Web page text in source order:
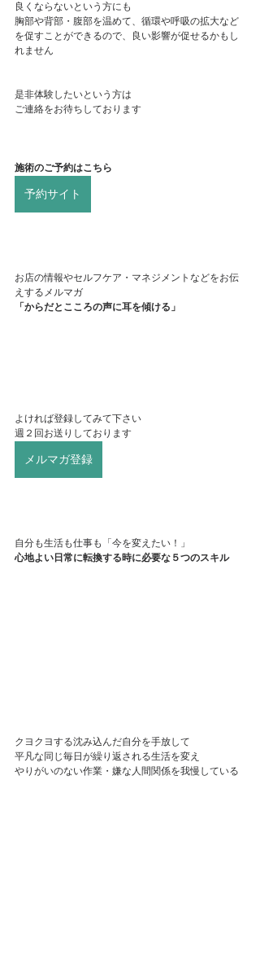
良くならないという方にも
胸部や背部・腹部を温めて、循環や呼吸の拡大など
を促すことができるので、良い影響が促せるかもし
れません
是非体験したいという方は
ご連絡をお待ちしております
施術のご予約はこちら
予約サイト
お店の情報やセルフケア・マネジメントなどをお伝
えするメルマガ
「からだとこころの声に耳を傾ける」
よければ登録してみて下さい
週２回お送りしております
メルマガ登録
自分も生活も仕事も「今を変えたい！」
心地よい日常に転換する時に必要な５つのスキル
クヨクヨする沈み込んだ自分を手放して
平凡な同じ毎日が繰り返される生活を変え
やりがいのない作業・嫌な人間関係を我慢している